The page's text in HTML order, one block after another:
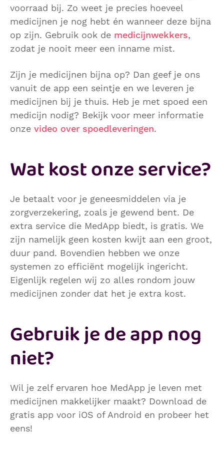
voorraad bij. Zo weet je precies hoeveel
medicijnen je nog hebt én wanneer deze bijna
op zijn. Gebruik ook de medicijnwekkers,
zodat je nooit meer een inname mist.
Zijn je medicijnen bijna op? Dan geef je ons
vanuit de app een seintje en we leveren je
medicijnen bij je thuis. Heb je met spoed een
medicijn nodig? Bekijk voor meer informatie
onze video over spoedleveringen.
Wat kost onze service?
Je betaalt voor je geneesmiddelen via je
zorgverzekering, zoals je gewend bent. De
extra service die MedApp biedt, is gratis. We
zijn namelijk geen kosten kwijt aan een groot,
duur pand. Bovendien hebben we onze
systemen zo efficiënt mogelijk ingericht.
Eigenlijk regelen wij zo alles rondom jouw
medicijnen zonder dat het je extra kost.
Gebruik je de app nog
niet?
Wil je zelf ervaren hoe MedApp je leven met
medicijnen makkelijker maakt? Download de
gratis app voor iOS of Android en probeer het
eens!